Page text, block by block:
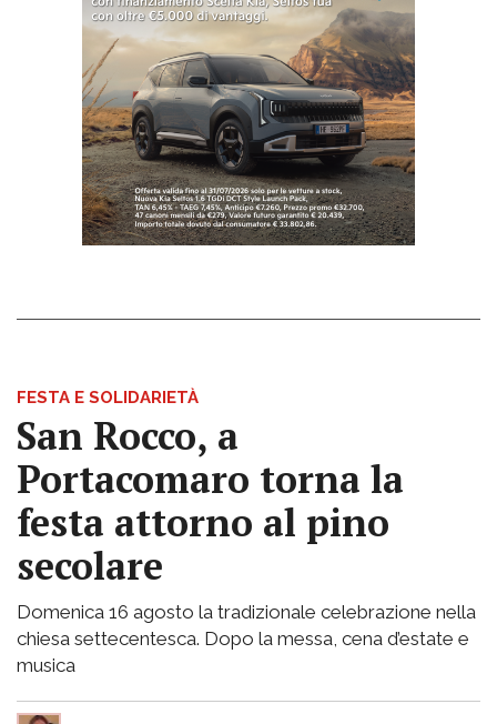
FESTA E SOLIDARIETÀ
San Rocco, a
Portacomaro torna la
festa attorno al pino
secolare
Domenica 16 agosto la tradizionale celebrazione nella
chiesa settecentesca. Dopo la messa, cena d’estate e
musica